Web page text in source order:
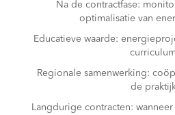
Na de contractfase:
optimalisatie van
Educatieve waarde:
Regionale samenwerking:
de
Langdurige contracten: